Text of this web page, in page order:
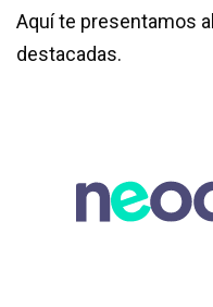
Aquí te presentamos
destacadas.